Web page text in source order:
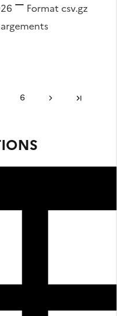
Format csv.gz
6 Page suivante